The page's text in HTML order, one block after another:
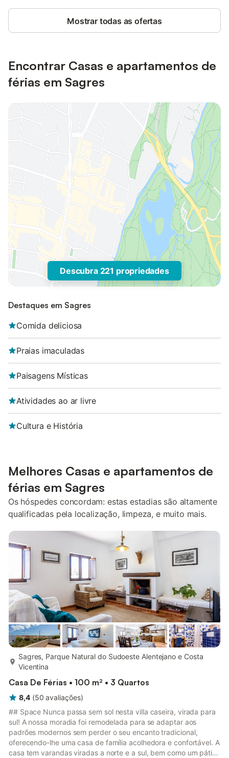
Mostrar todas as ofertas
Encontrar Casas e apartamentos de
férias em Sagres
Descubra 221 propriedades
Destaques em Sagres
Comida deliciosa
Praias imaculadas
Paisagens Místicas
Atividades ao ar livre
Cultura e História
Melhores Casas e apartamentos de
férias em Sagres
Os hóspedes concordam: estas estadias são altamente
qualificadas pela localização, limpeza, e muito mais.
mais...
Sagres, Parque Natural do Sudoeste Alentejano e Costa
Vicentina
Casa De Férias • 100 m² • 3 Quartos
8,4 (50 avaliações)
## Space Nunca passa sem sol nesta villa caseira, virada para
sul! A nossa moradia foi remodelada para se adaptar aos
padrões modernos sem perder o seu encanto tradicional,
oferecendo-lhe uma casa de família acolhedora e confortável. A
casa tem varandas viradas a norte e a sul, bem como um pátio